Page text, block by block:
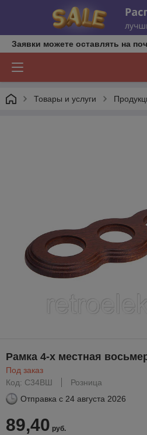
Заявки можете оставлять на
Товары и услуги
Рамка 4-х местная
Под заказ
Код: С34ВШ
Розница
Отправка с 24 августа 2026
89,40 руб.